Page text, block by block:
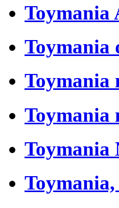
Toymania
Toymania
Toymania
Toymania
Toymania
Toymania,